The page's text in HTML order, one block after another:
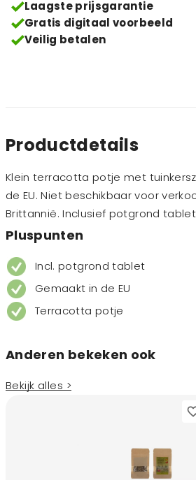
Laagste prijsgarantie
Gratis digitaal voorbeeld
Veilig betalen
Productdetails
Klein terracotta potje met
de EU. Niet beschikbaar voor
Brittannië. Inclusief potgrond
Pluspunten
Incl. potgrond tablet
Gemaakt in de EU
Terracotta potje
Anderen bekeken ook
Bekijk alles >